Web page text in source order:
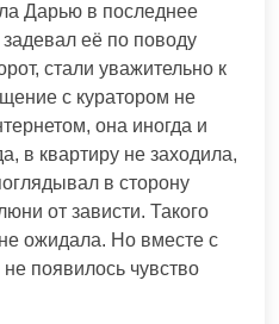
Дарью в последнее
её по поводу
стали уважительно к
с куратором не
она иногда и
в квартиру не заходила,
в сторону
от зависти. Такого
ожидала. Но вместе с
появилось чувство